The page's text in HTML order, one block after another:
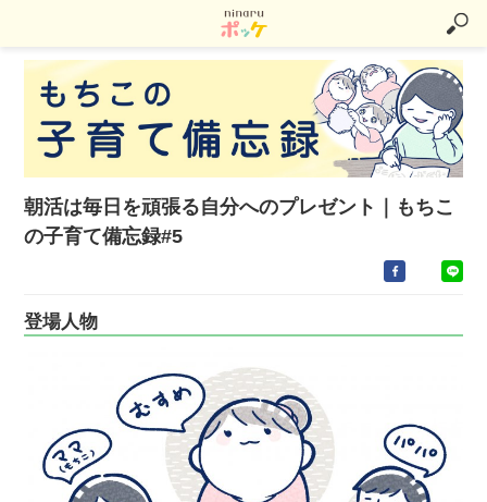
朝活は毎日を頑張る自分へのプレゼント｜もちこ
の子育て備忘録#5
登場人物